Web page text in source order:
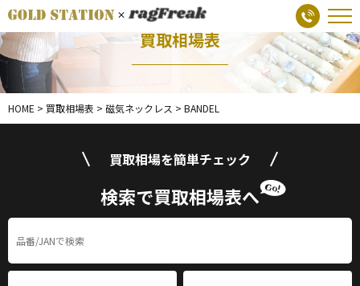
買取相場表
HOME > 買取相場表 > 磁気ネックレス > BANDEL
買取相場を簡単チェック
検索で買取相場表へ